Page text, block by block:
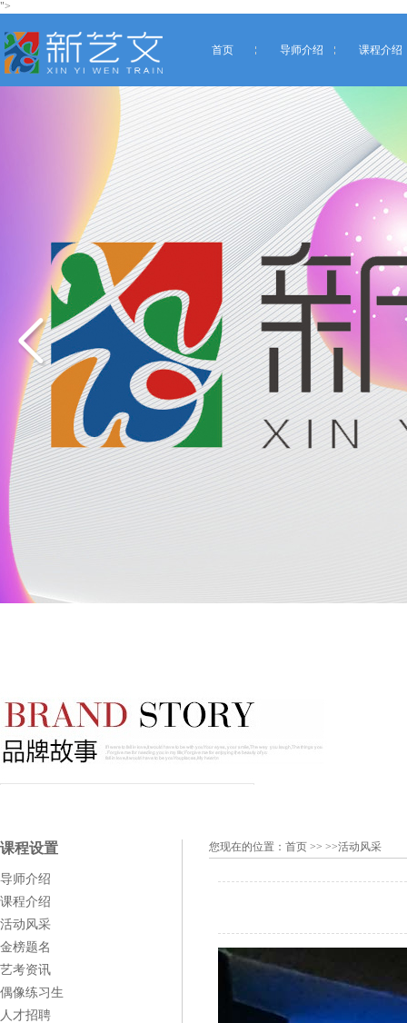
">
首页 导师介绍 课程介绍
课程设置
导师介绍
课程介绍
活动风采
金榜题名
艺考资讯
偶像练习生
人才招聘
您现在的位置： 首页 >> >>活动风采